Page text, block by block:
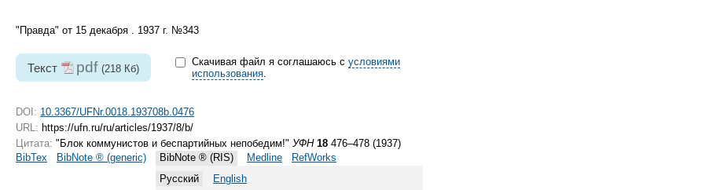
"Правда" от 15 декабря . 1937 г. №343
Текст pdf (218 Кб)
Скачивая файл я соглашаюсь с условиями
использования.
DOI: 10.3367/UFNr.0018.193708b.0476
URL: https://ufn.ru/ru/articles/1937/8/b/
Цитата: "Блок коммунистов и беспартийных непобедим!" УФН 18 476–478 (1937)
BibTex
BibNote ® (generic) BibNote ® (RIS) Medline
RefWorks
Русский
English